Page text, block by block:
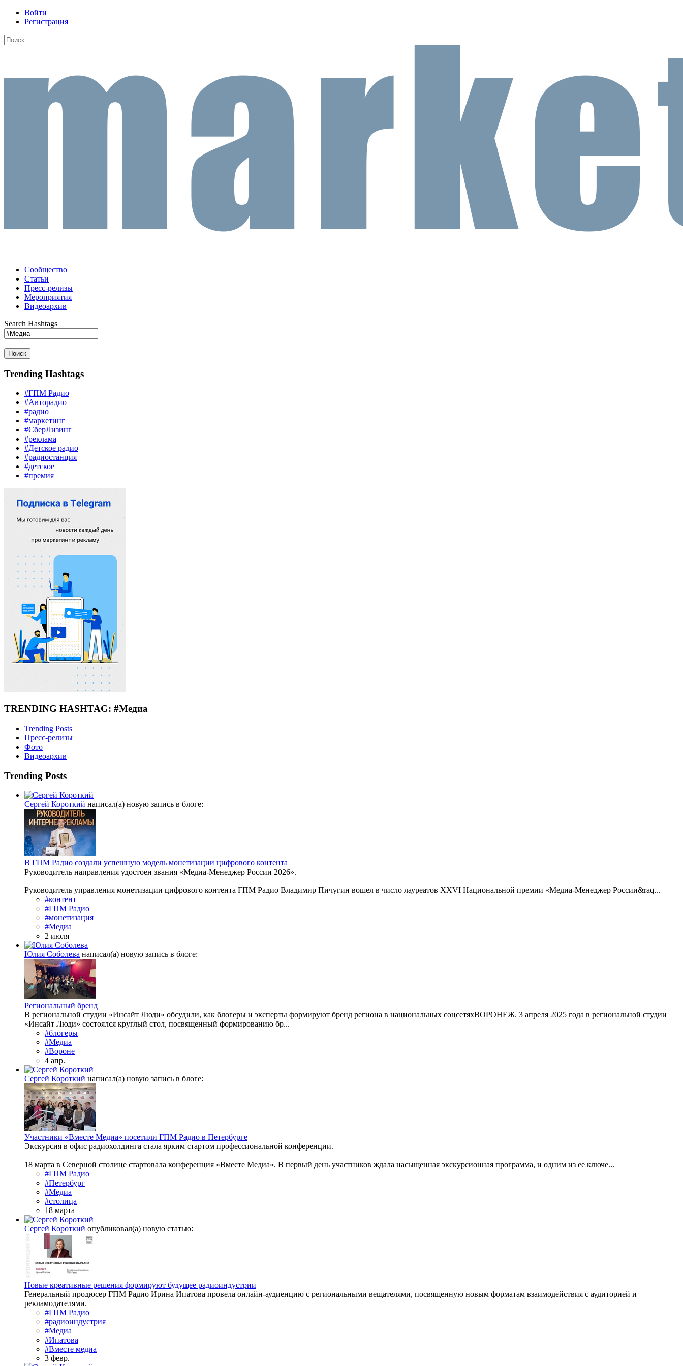
Войти
Регистрация
Сообщество
Статьи
Пресс-релизы
Мероприятия
Видеоархив
Search Hashtags
Поиск
Trending Hashtags
#ГПМ Радио
#Авторадио
#радио
#маркетинг
#СберЛизинг
#реклама
#Детское радио
#радиостанция
#детское
#премия
TRENDING HASHTAG: #Медиа
Trending Posts
Пресс-релизы
Фото
Видеоархив
Trending Posts
Сергей Короткий написал(а) новую запись в блоге:
В ГПМ Радио создали успешную модель монетизации цифрового контента
Руководитель направления удостоен звания «Медиа‑Менеджер России 2026».
Руководитель управления монетизации цифрового контента ГПМ Радио Владимир Пичугин вошел в число лауреатов XXVI Национальной премии «Медиа-Менеджер России&raq...
#контент
#ГПМ Радио
#монетизация
#Медиа
2 июля
Юлия Соболева написал(а) новую запись в блоге:
Региональный бренд
В региональной студии «Инсайт Люди» обсудили, как блогеры и эксперты формируют бренд региона в национальных соцсетяхВОРОНЕЖ. 3 апреля 2025 года в региональной студии
«Инсайт Люди» состоялся круглый стол, посвященный формированию бр...
#блогеры
#Медиа
#Вороне
4 апр.
Сергей Короткий написал(а) новую запись в блоге:
Участники «Вместе Медиа» посетили ГПМ Радио в Петербурге
Экскурсия в офис радиохолдинга стала ярким стартом профессиональной конференции.
18 марта в Северной столице стартовала конференция «Вместе Медиа». В первый день участников ждала насыщенная экскурсионная программа, и одним из ее ключе...
#ГПМ Радио
#Петербург
#Медиа
#столица
18 марта
Сергей Короткий опубликовал(а) новую статью:
Новые креативные решения формируют будущее радиоиндустрии
Генеральный продюсер ГПМ Радио Ирина Ипатова провела онлайн-аудиенцию с региональными вещателями, посвященную новым форматам взаимодействия с аудиторией и
рекламодателями.
#ГПМ Радио
#радиоиндустрия
#Медиа
#Ипатова
#Вместе медиа
3 февр.